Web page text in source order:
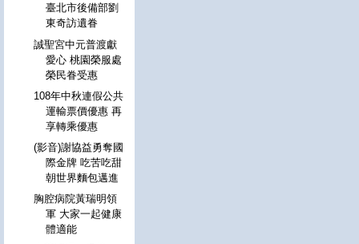
臺北市後備部劉
東奇訪遺眷
誠聖宮中元普渡獻
愛心 桃園榮服處
榮民眷受惠
108年中秋連假公共
運輸票價優惠 再
享轉乘優惠
(影音)謝協益勇奪國
際金牌 吃苦吃甜
朝世界麵包邁進
胸腔病院黃瑞明領
軍 大家一起健康
體適能